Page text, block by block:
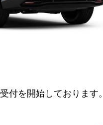
付を開始しております。